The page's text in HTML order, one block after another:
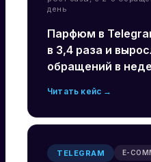
день
Парфюм в
в 3,4 раза и
обращений в
Читать кейс →
TELEGRAM E-